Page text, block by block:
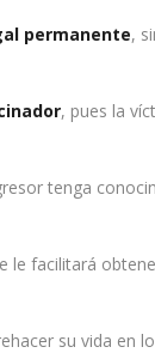
permanente,
, pues la
tenga
le facilitará
su vida en